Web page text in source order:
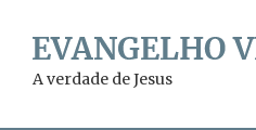
A verdade de Jesus